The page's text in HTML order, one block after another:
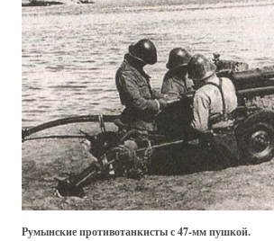
Румынские противотанкисты с 47-мм пушкой.